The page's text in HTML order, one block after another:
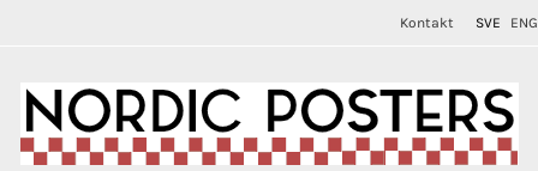
Kontakt SVE ENG